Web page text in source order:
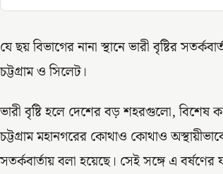
যে ছয় বিভাগের নানা স্থানে ভারী বৃষ্টির
চট্টগ্রাম ও সিলেট।
ভারী বৃষ্টি হলে দেশের বড় শহরগুলো, বিশেষ
চট্টগ্রাম মহানগরের কোথাও কোথাও
সতর্কবার্তায় বলা হয়েছে। সেই সঙ্গে এ